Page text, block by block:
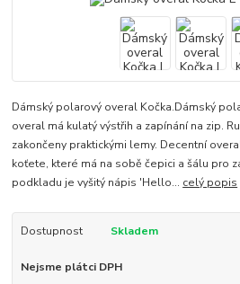
Dámský polarový overal Kočka.Dámský
overal má kulatý výstřih a zapínání na zip.
zakončeny praktickými lemy. Decentní
koťete, které má na sobě čepici a šálu pro
podkladu je vyšitý nápis 'Hello... celý popis
Dostupnost Skladem
Nejsme plátci DPH